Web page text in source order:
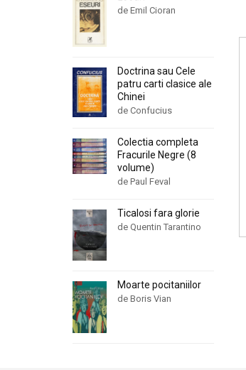
de Emil Cioran
Doctrina sau Cele
patru carti clasice ale
Chinei
de Confucius
Colectia completa
Fracurile Negre (8
volume)
de Paul Feval
Ticalosi fara glorie
de Quentin Tarantino
Moarte pocitaniilor
de Boris Vian